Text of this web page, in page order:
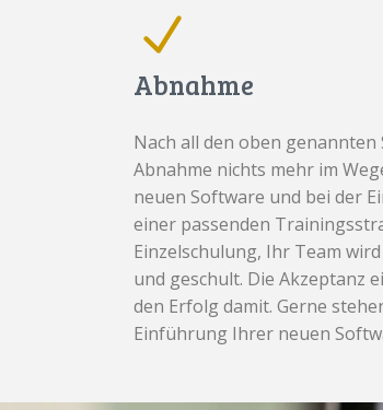
Abnahme
Nach all den oben
Abnahme nichts mehr im
neuen Software und bei der
einer passenden
Einzelschulung, Ihr Team
und geschult. Die Akzeptanz
den Erfolg damit. Gerne
Einführung Ihrer neuen